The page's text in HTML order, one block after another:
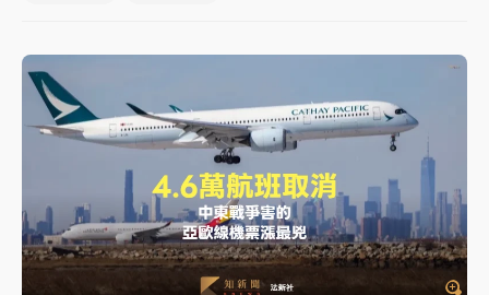
暑假過三周才推「E宿新北打卡趣」！抽獎程序複雜 觀
旅局回應了
中信慈善基金會想增加董事人數！辜仲諒向法院聲請遭
駁 理由曝光
故宮《龍藏經》特展第2檔！今線上預約開賣一度塞車
周六起展出延長至晚上7時
台東農業處長涉圖利渡假村！東檢抗告成功 今重開羈